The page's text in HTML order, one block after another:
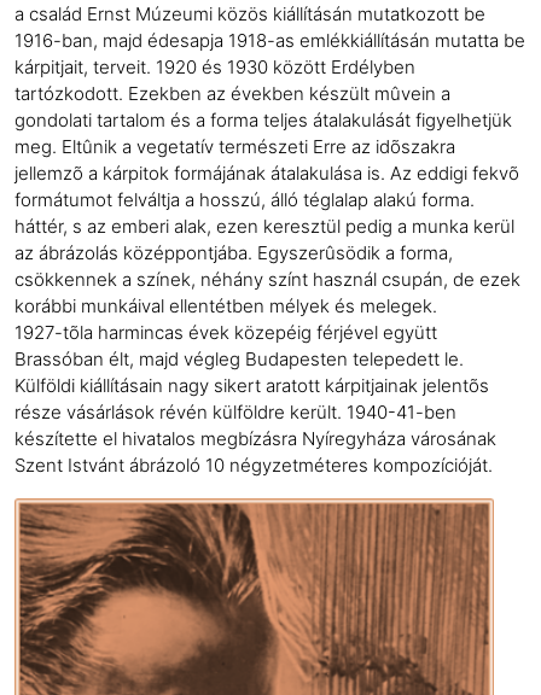
a család Ernst Múzeumi közös kiállításán mutatkozott be
1916-ban, majd édesapja 1918-as emlékkiállításán mutatta be
kárpitjait, terveit. 1920 és 1930 között Erdélyben
tartózkodott. Ezekben az években készült mûvein a
gondolati tartalom és a forma teljes átalakulását figyelhetjük
meg. Eltûnik a vegetatív természeti Erre az idõszakra
jellemzõ a kárpitok formájának átalakulása is. Az eddigi fekvõ
formátumot felváltja a hosszú, álló téglalap alakú forma.
háttér, s az emberi alak, ezen keresztül pedig a munka kerül
az ábrázolás középpontjába. Egyszerûsödik a forma,
csökkennek a színek, néhány színt használ csupán, de ezek
korábbi munkáival ellentétben mélyek és melegek.
1927-tõla harmincas évek közepéig férjével együtt
Brassóban élt, majd végleg Budapesten telepedett le.
Külföldi kiállításain nagy sikert aratott kárpitjainak jelentõs
része vásárlások révén külföldre került. 1940-41-ben
készítette el hivatalos megbízásra Nyíregyháza városának
Szent Istvánt ábrázoló 10 négyzetméteres kompozícióját.